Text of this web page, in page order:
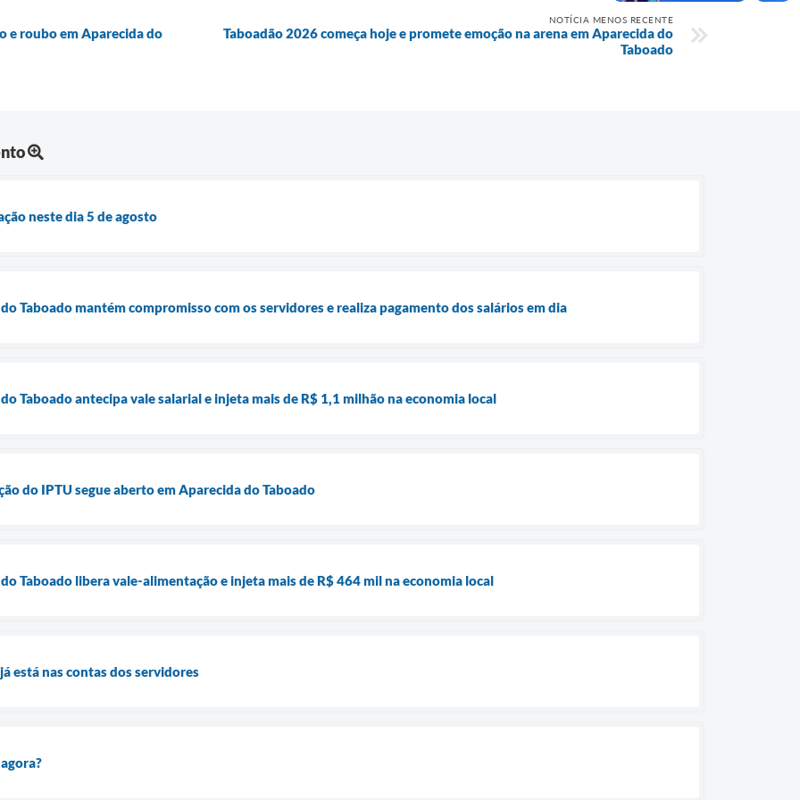
e roubo em Aparecida do
NOTÍCIA MENOS RECENTE
Taboadão 2026 começa hoje e promete emoção na arena em Aparecida do
Taboado
neste dia 5 de agosto
Taboado mantém compromisso com os servidores e realiza pagamento dos salários em dia
Taboado antecipa vale salarial e injeta mais de R$ 1,1 milhão na economia local
do IPTU segue aberto em Aparecida do Taboado
Taboado libera vale-alimentação e injeta mais de R$ 464 mil na economia local
está nas contas dos servidores